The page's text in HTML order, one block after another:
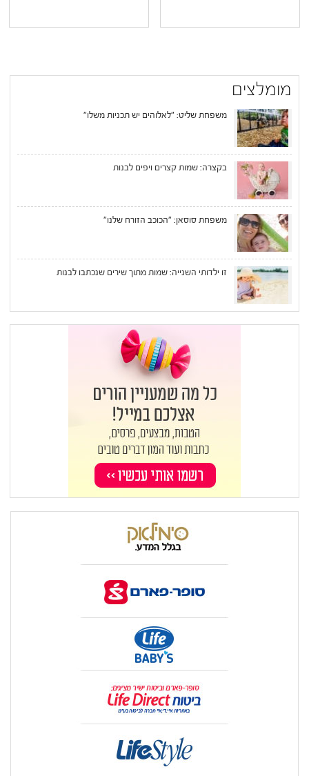
מומלצים
משפחת שליט: "לאלוהים יש תכניות משלו"
בקצרה: שמות קצרים ויפים לבנות
משפחת סוסאן: "הכוכב הזורח שלנו"
זו ילדותי השנייה: שמות מתוך שירים שנכתבו לבנות